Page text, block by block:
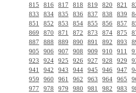
815
816 817 818 819 820 821
833
834 835 836 837 838 839
851
852 853 854 855 856 857
869
870 871 872 873 874 875
887
888 889 890 891 892 893
905
906 907 908 909 910 911
923
924 925 926 927 928 929
941
942 943 944 945 946 947
959
960 961 962 963 964 965
977
978 979 980 981 982 983